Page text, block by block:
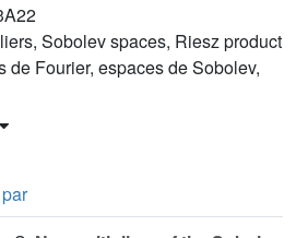
Sobolev spaces, Riesz product
de Fourier, espaces de Sobolev,